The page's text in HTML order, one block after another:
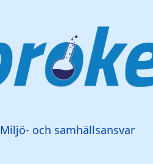
Miljö- och samhällsansvar